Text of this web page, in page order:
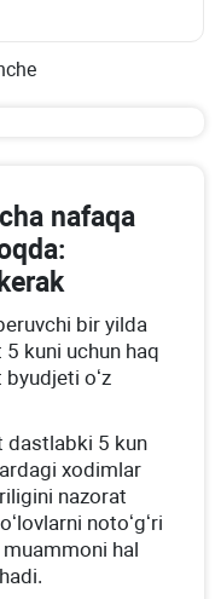
nafaqa
bir yilda
kuni uchun haq
oʻz
dastlabki 5 kun
хodimlar
nazorat
notoʻgʻri
hal